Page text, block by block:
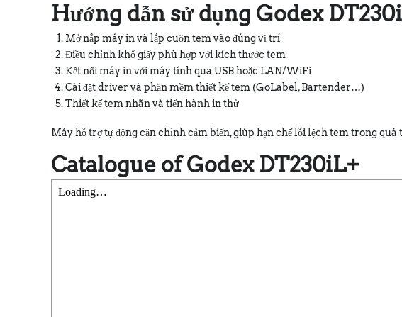
Hướng dẫn sử dụng Godex
Mở nắp máy in và lắp cuộn tem vào đúng vị trí
Điều chỉnh khổ giấy phù hợp với kích thước tem
Kết nối máy in với máy tính qua USB hoặc LAN/WiFi
Cài đặt driver và phần mềm thiết kế tem (GoLabel, Bartender…)
Thiết kế tem nhãn và tiến hành in thử
Máy hỗ trợ tự động căn chỉnh cảm biến, giúp hạn chế lỗi lệch tem trong
Catalogue of Godex DT230iL+